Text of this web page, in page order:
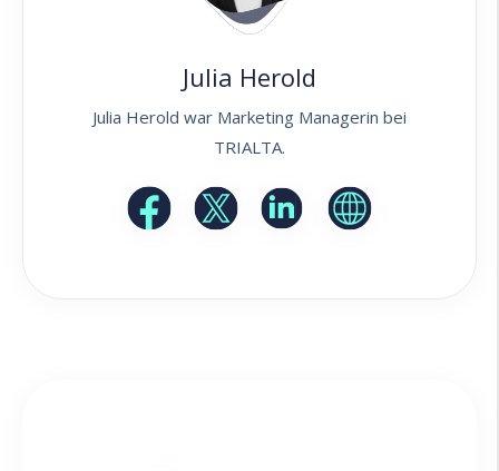
Julia Herold
Julia Herold war Marketing Managerin bei
TRIALTA.